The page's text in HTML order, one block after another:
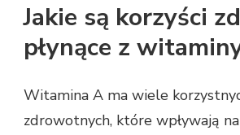
Jakie są korzyści
płynące z
Witamina A ma wiele
zdrowotnych, które wpływają